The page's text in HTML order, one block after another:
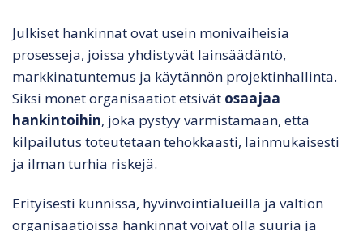
Julkiset hankinnat ovat usein monivaiheisia
prosesseja, joissa yhdistyvät lainsäädäntö,
markkinatuntemus ja käytännön projektinhallinta.
Siksi monet organisaatiot etsivät osaajaa
hankintoihin, joka pystyy varmistamaan, että
kilpailutus toteutetaan tehokkaasti, lainmukaisesti
ja ilman turhia riskejä.
Erityisesti kunnissa, hyvinvointialueilla ja valtion
organisaatioissa hankinnat voivat olla suuria ja